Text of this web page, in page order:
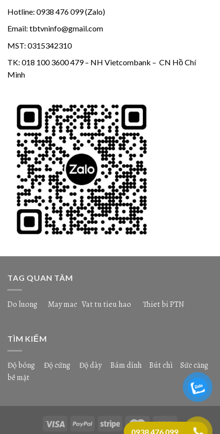
Hotline: 0938 476 099 (Zalo)
Email: tbtvninfo@gmail.com
MST: 0315342310
TK: 018 100 3600 479 – NH Vietcombank – CN Hồ Chí
Minh
TAG QUAN TÂM
Do luong May mac Vat tu tieu hao Thiet bi PTN
TÌM KIẾM
Độ bóng Độ cứng Độ dày Bám dính Bút chì
Sức căng
bề mặt
0938 476 099